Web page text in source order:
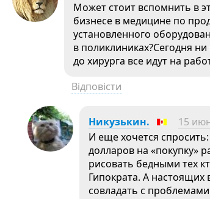
Может стоит вспомнить в
бизнесе в медицине по
установленного
в поликлиниках?Сегодня
до хирурга все идут на
Відповісти
Никузькин. 15
И еще хочется
долларов на «покупку»
рисовать бедными тех
Гипократа. А
совладать с